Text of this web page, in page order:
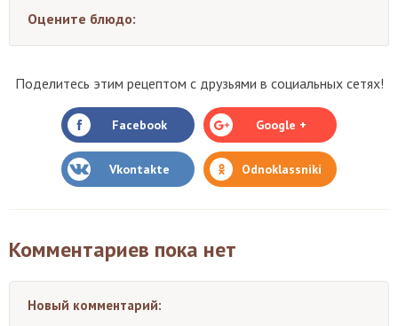
Оцените блюдо:
Поделитесь этим рецептом с друзьями в социальных сетях!
Facebook Google +
Vkontakte Odnoklassniki
Комментариев пока нет
Новый комментарий: